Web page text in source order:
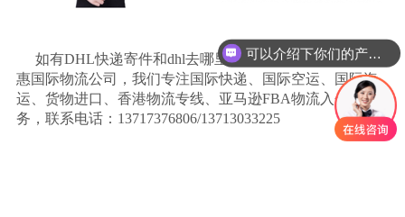
如有DHL快递寄件和dhl去哪里寄等问题，可咨询东莞华
惠国际物流公司，我们专注国际快递、国际空运、国际海
运、货物进口、香港物流专线、亚马逊FBA物流入仓服
务，联系电话：13717376806/13713033225
可以介绍下你们的产品么